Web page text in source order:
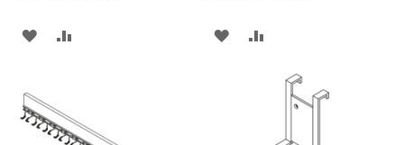
ZUR
HINZUFÜGEN
ZUR
HINZUFÜGEN
HINZUFÜGEN